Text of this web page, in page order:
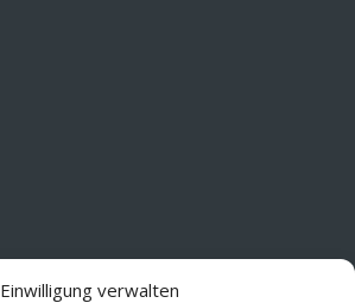
Einwilligung verwalten